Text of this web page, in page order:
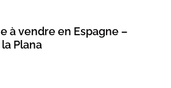
à vendre en Espagne –
Plana